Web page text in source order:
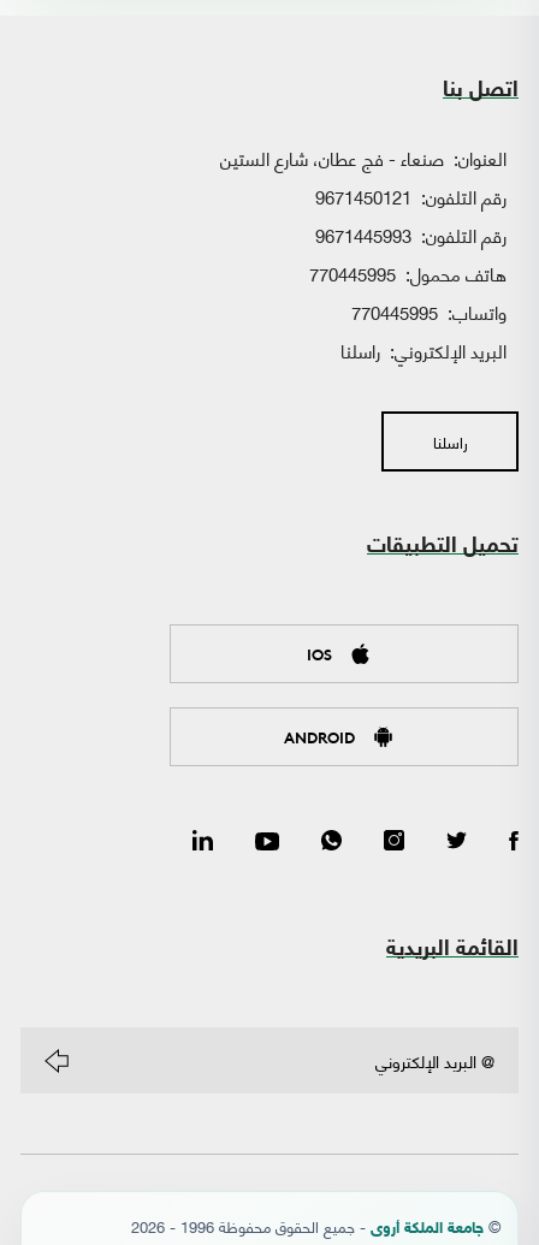
اتصل بنا
العنوان: صنعاء - فج عطان، شارع الستين
رقم التلفون: 9671450121
رقم التلفون: 9671445993
هاتف محمول: 770445995
واتساب:
البريد الإلكتروني: راسلنا
راسلنا
تحميل التطبيقات
IOS
ANDROID
القائمة البريدية
© جامعة الملكة أروى - جميع الحقوق محفوظة 1996 - 2026